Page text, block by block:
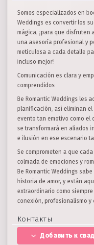
Somos especializados en
Weddings es convertir los
mágica, ¡para que disfruten
una asesoría profesional y
meticulosa a cada detalle
incluso mejor!
Comunicación es clara y
comprendidos
Be Romantic Weddings les
planificación, así eliminan
evento tan emotivo como el
se transformará en aliados
e ilusión en ese escenario
Se comprometen a que
colmada de emociones y
Be Romantic Weddings
historia de amor, y están
extraordinario como
conexión, profesionalismo y
Контакты
Добавить к